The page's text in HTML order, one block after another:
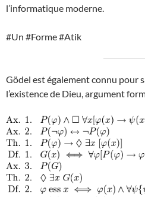
l’informatique moderne.
#Un #Forme #Atik
Gödel est également connu pour
l’existence de Dieu, argument